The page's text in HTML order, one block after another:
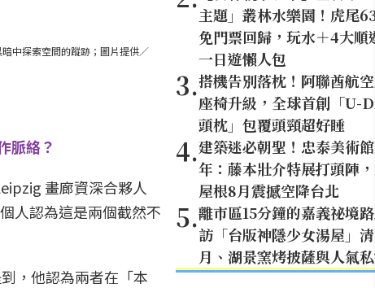
中探索空間的蹤跡；圖片提供／
脈絡？
畫廊資深合夥人
人認為這是兩個截然不
，他認為兩者在「本
主題」叢林水樂園！虎尾
免門票回歸，玩水＋4大順
一日遊懶人包
3.搭機告別落枕！阿聯酋航
座椅升級，全球首創「U-
頭枕」包覆頭頸超好睡
4.建築迷必朝聖！忠泰美術
年：藤本壯介特展打頭陣
屋根8月震撼空降台北
5.離市區15分鐘的嘉義祕境
訪「台版神隱少女湯屋」
月、湖景窯烤披薩與人氣